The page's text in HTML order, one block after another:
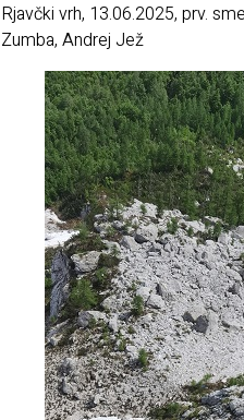
Rjavčki vrh, 13.06.2025, prv.
Zumba, Andrej Jež